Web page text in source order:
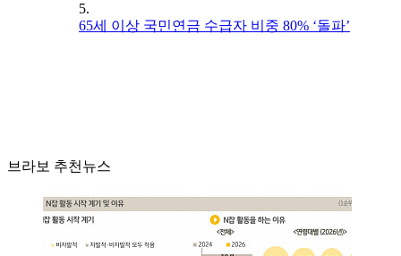
5.
65세 이상 국민연금 수급자 비중 80% ‘돌파’
브라보 추천뉴스